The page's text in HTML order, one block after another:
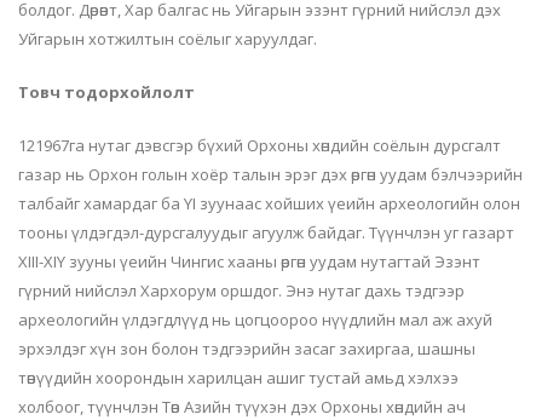
болдог. Дөрөвт, Хар балгас нь Уйгарын эзэнт гүрний нийслэл дэх
Уйгарын хотжилтын соёлыг харуулдаг.
Товч тодорхойлолт
121967га нутаг дэвсгэр бүхий Орхоны хөндийн соёлын дурсгалт
газар нь Орхон голын хоёр талын эрэг дэх өргөн уудам бэлчээрийн
талбайг хамардаг ба YI зуунаас хойших үеийн археологийн олон
тооны үлдэгдэл-дурсгалуудыг агуулж байдаг. Түүнчлэн уг газарт
XIII-XIY зууны үеийн Чингис хааны өргөн уудам нутагтай Эзэнт
гүрний нийслэл Хархорум оршдог. Энэ нутаг дахь тэдгээр
археологийн үлдэгдлүүд нь цогцоороо нүүдлийн мал аж ахуй
эрхэлдэг хүн зон болон тэдгээрийн засаг захиргаа, шашны
төвүүдийн хоорондын харилцан ашиг тустай амьд хэлхээ
холбоог, түүнчлэн Төв Азийн түүхэн дэх Орхоны хөндийн ач